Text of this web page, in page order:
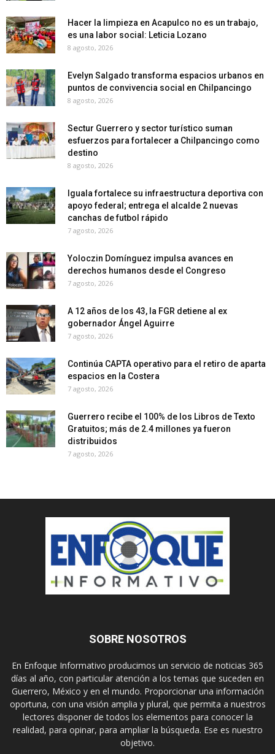
Hacer la limpieza en Acapulco no es un trabajo,
es una labor social: Leticia Lozano
8 agosto, 2026
Evelyn Salgado transforma espacios urbanos en
puntos de convivencia social en Chilpancingo
8 agosto, 2026
Sectur Guerrero y sector turístico suman
esfuerzos para fortalecer a Chilpancingo como
destino
8 agosto, 2026
Iguala fortalece su infraestructura deportiva con
apoyo federal; entrega el alcalde 2 nuevas
canchas de futbol rápido
7 agosto, 2026
Yoloczin Domínguez impulsa avances en
derechos humanos desde el Congreso
7 agosto, 2026
A 12 años de los 43, la FGR detiene al ex
gobernador Ángel Aguirre
7 agosto, 2026
Continúa CAPTA operativo para el retiro de aparta
espacios en la Costera
7 agosto, 2026
Guerrero recibe el 100% de los Libros de Texto
Gratuitos; más de 2.4 millones ya fueron
distribuidos
7 agosto, 2026
SOBRE NOSOTROS
En Enfoque Informativo producimos un servicio de noticias 365
días al año, con particular atención a los temas que suceden en
Guerrero, México y en el mundo. Proporcionar una información
oportuna, con una visión amplia y plural, que permita a nuestros
lectores disponer de todos los elementos para conocer la
realidad, para opinar, para ampliar la búsqueda. Ese es nuestro
objetivo.